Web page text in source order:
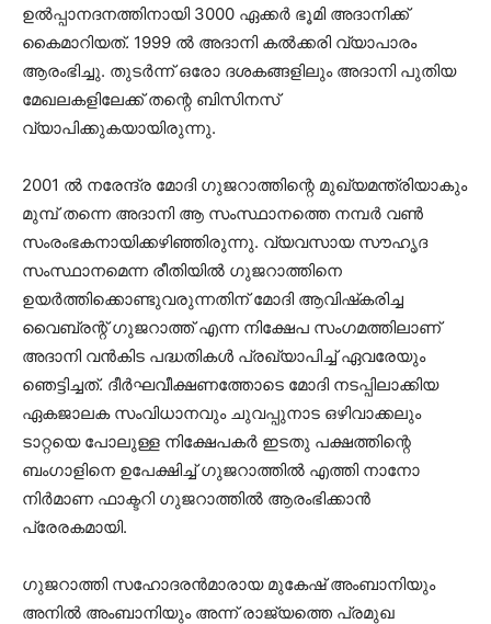
ഉല്‍പ്പാനദനത്തിനായി 3000 ഏക്കര്‍ ഭൂമി അദാനിക്ക്
കൈമാറിയത്. 1999 ല്‍ അദാനി കല്‍ക്കരി വ്യാപാരം
ആരംഭിച്ചു. തുടര്‍ന്ന് ഒരോ ദശകങ്ങളിലും അദാനി പുതിയ
മേഖലകളിലേക്ക് തന്റെ ബിസിനസ്
വ്യാപിക്കുകയായിരുന്നു.
2001 ല്‍ നരേന്ദ്ര മോദി ഗുജറാത്തിന്റെ മുഖ്യമന്ത്രിയാകും
മുമ്പ് തന്നെ അദാനി ആ സംസ്ഥാനത്തെ നമ്പര്‍ വണ്‍
സംരംഭകനായിക്കഴിഞ്ഞിരുന്നു. വ്യവസായ സൗഹൃദ
സംസ്ഥാനമെന്ന രീതിയില്‍ ഗുജറാത്തിനെ
ഉയര്‍ത്തിക്കൊണ്ടുവരുന്നതിന് മോദി ആവിഷ്‌കരിച്ച
വൈബ്രന്റ് ഗുജറാത്ത് എന്ന നിക്ഷേപ സംഗമത്തിലാണ്
അദാനി വന്‍കിട പദ്ധതികള്‍ പ്രഖ്യാപിച്ച് ഏവരേയും
ഞെട്ടിച്ചത്. ദീര്‍ഘവീക്ഷണത്തോടെ മോദി നടപ്പിലാക്കിയ
ഏകജാലക സംവിധാനവും ചുവപ്പുനാട ഒഴിവാക്കലും
ടാറ്റയെ പോലുള്ള നിക്ഷേപകര്‍ ഇടതു പക്ഷത്തിന്റെ
ബംഗാളിനെ ഉപേക്ഷിച്ച് ഗുജറാത്തില്‍ എത്തി നാനോ
നിര്‍മാണ ഫാക്ടറി ഗുജറാത്തില്‍ ആരംഭിക്കാന്‍
പ്രേരകമായി.
ഗുജറാത്തി സഹോദരന്‍മാരായ മുകേഷ് അംബാനിയും
അനില്‍ അംബാനിയും അന്ന് രാജ്യത്തെ പ്രമുഖ